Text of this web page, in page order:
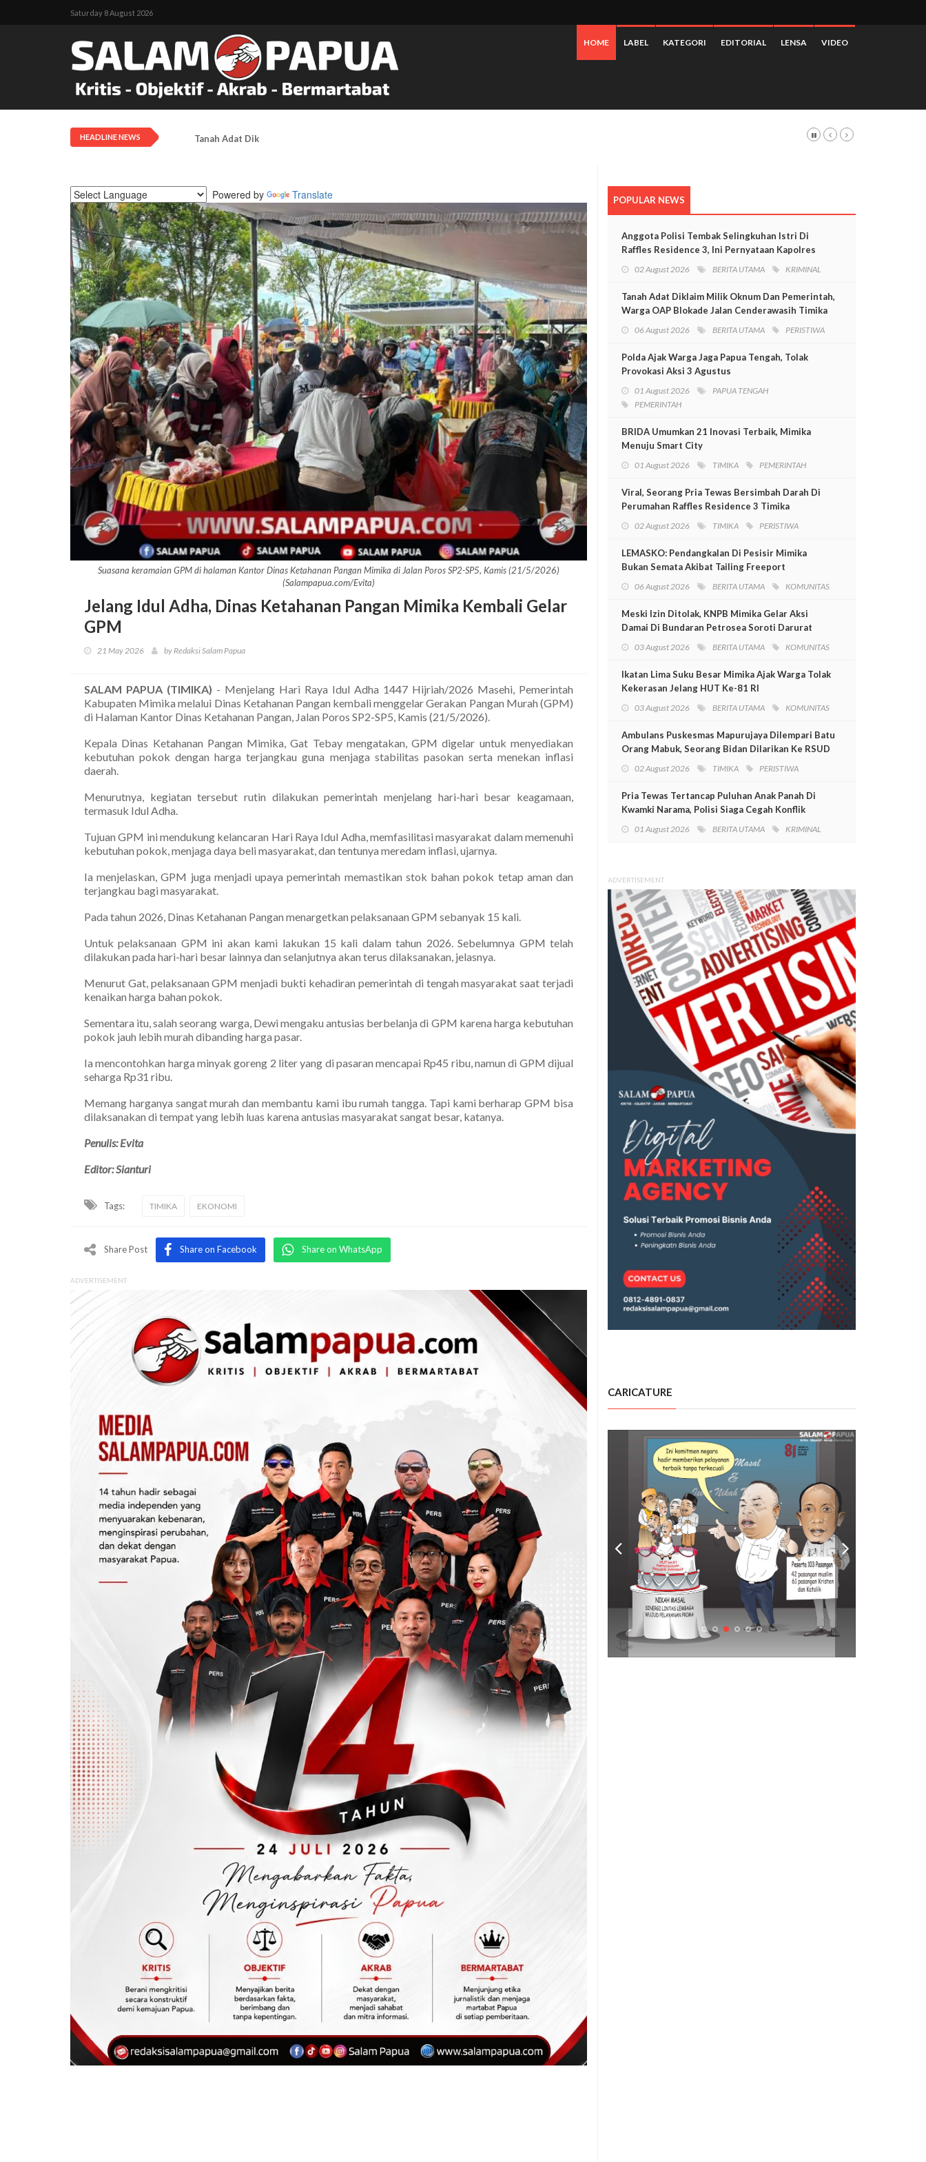
Saturday 8 August 2026
HOME LABEL KATEGORI EDITORIAL LENSA VIDEO
HEADLINE NEWS Tanah Adat Diklaim Milik Oknum Dan Pemerintah, Warga OAP Blokade Jalan Cenderawasih Timika
Powered by Translate
Suasana keramaian GPM di halaman Kantor Dinas Ketahanan Pangan Mimika di Jalan Poros SP2-SP5, Kamis (21/5/2026)
(Salampapua.com/Evita)
Jelang Idul Adha, Dinas Ketahanan Pangan Mimika Kembali Gelar
GPM
21 May 2026 by Redaksi Salam Papua
SALAM PAPUA (TIMIKA) - Menjelang Hari Raya Idul Adha 1447 Hijriah/2026 Masehi, Pemerintah
Kabupaten Mimika melalui Dinas Ketahanan Pangan kembali menggelar Gerakan Pangan Murah (GPM)
di Halaman Kantor Dinas Ketahanan Pangan, Jalan Poros SP2-SP5, Kamis (21/5/2026).
Kepala Dinas Ketahanan Pangan Mimika, Gat Tebay mengatakan, GPM digelar untuk menyediakan
kebutuhan pokok dengan harga terjangkau guna menjaga stabilitas pasokan serta menekan inflasi
daerah.
Menurutnya, kegiatan tersebut rutin dilakukan pemerintah menjelang hari-hari besar keagamaan,
termasuk Idul Adha.
Tujuan GPM ini mendukung kelancaran Hari Raya Idul Adha, memfasilitasi masyarakat dalam memenuhi
kebutuhan pokok, menjaga daya beli masyarakat, dan tentunya meredam inflasi, ujarnya.
Ia menjelaskan, GPM juga menjadi upaya pemerintah memastikan stok bahan pokok tetap aman dan
terjangkau bagi masyarakat.
Pada tahun 2026, Dinas Ketahanan Pangan menargetkan pelaksanaan GPM sebanyak 15 kali.
Untuk pelaksanaan GPM ini akan kami lakukan 15 kali dalam tahun 2026. Sebelumnya GPM telah
dilakukan pada hari-hari besar lainnya dan selanjutnya akan terus dilaksanakan, jelasnya.
Menurut Gat, pelaksanaan GPM menjadi bukti kehadiran pemerintah di tengah masyarakat saat terjadi
kenaikan harga bahan pokok.
Sementara itu, salah seorang warga, Dewi mengaku antusias berbelanja di GPM karena harga kebutuhan
pokok jauh lebih murah dibanding harga pasar.
Ia mencontohkan harga minyak goreng 2 liter yang di pasaran mencapai Rp45 ribu, namun di GPM dijual
seharga Rp31 ribu.
Memang harganya sangat murah dan membantu kami ibu rumah tangga. Tapi kami berharap GPM bisa
dilaksanakan di tempat yang lebih luas karena antusias masyarakat sangat besar, katanya.
Penulis: Evita
Editor: Sianturi
Tags: TIMIKA EKONOMI
Share Post Share on Facebook Share on WhatsApp
ADVERTISEMENT
POPULAR NEWS
Anggota Polisi Tembak Selingkuhan Istri Di
Raffles Residence 3, Ini Pernyataan Kapolres
02 August 2026 BERITA UTAMA KRIMINAL
Tanah Adat Diklaim Milik Oknum Dan Pemerintah,
Warga OAP Blokade Jalan Cenderawasih Timika
06 August 2026 BERITA UTAMA PERISTIWA
Polda Ajak Warga Jaga Papua Tengah, Tolak
Provokasi Aksi 3 Agustus
01 August 2026
PAPUA TENGAH
PEMERINTAH
BRIDA Umumkan 21 Inovasi Terbaik, Mimika
Menuju Smart City
01 August 2026 TIMIKA PEMERINTAH
Viral, Seorang Pria Tewas Bersimbah Darah Di
Perumahan Raffles Residence 3 Timika
02 August 2026 TIMIKA PERISTIWA
LEMASKO: Pendangkalan Di Pesisir Mimika
Bukan Semata Akibat Tailing Freeport
06 August 2026 BERITA UTAMA KOMUNITAS
Meski Izin Ditolak, KNPB Mimika Gelar Aksi
Damai Di Bundaran Petrosea Soroti Darurat
03 August 2026 BERITA UTAMA KOMUNITAS
Ikatan Lima Suku Besar Mimika Ajak Warga Tolak
Kekerasan Jelang HUT Ke-81 RI
03 August 2026 BERITA UTAMA KOMUNITAS
Ambulans Puskesmas Mapurujaya Dilempari Batu
Orang Mabuk, Seorang Bidan Dilarikan Ke RSUD
02 August 2026 TIMIKA PERISTIWA
Pria Tewas Tertancap Puluhan Anak Panah Di
Kwamki Narama, Polisi Siaga Cegah Konflik
01 August 2026 BERITA UTAMA KRIMINAL
ADVERTISEMENT
CARICATURE